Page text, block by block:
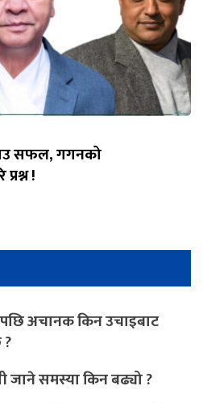
सफल, गगनको
!
अचानक किन उचाइबाट
जाने समस्या किन बढ्यो ?